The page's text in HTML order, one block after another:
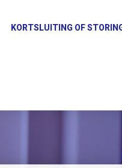
KORTSLUITING OF